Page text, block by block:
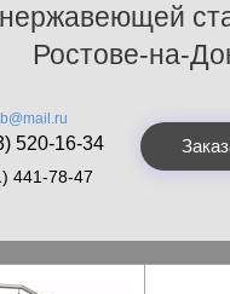
нержавеющей
Ростове-на-
520-16-34
441-78-47